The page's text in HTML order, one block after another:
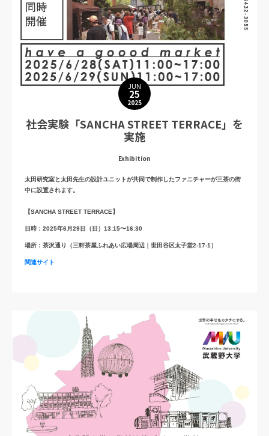
YouTubeによる開催
開催概要
JUN
25
2025
社会実験「SANCHA STREET TERRACE」を
実施
Exhibition
太田研究室と太田先生の設計ユニットが共同で制作したファニチャーが三茶の街
中に設置されます。
【SANCHA STREET TERRACE】
日時：2025年6月29日（日）13:15〜16:30
場所：茶沢通り（三軒茶屋ふれあい広場周辺｜世田谷区太子堂2-17-1）
関連サイト